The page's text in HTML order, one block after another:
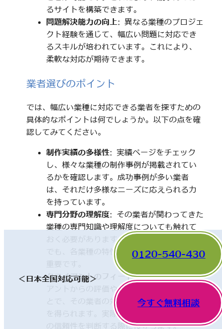
るサイトを構築できます。
問題解決能力の向上: 異なる業種のプロジェ
クト経験を通じて、幅広い問題に対応でき
るスキルが培われています。これにより、
柔軟な対応が期待できます。
業者選びのポイント
では、幅広い業種に対応できる業者を探すための
具体的なポイントは何でしょうか。以下の点を確
認してみてください。
制作実績の多様性: 実績ページをチェック
し、様々な業種の制作事例が掲載されてい
るかを確認します。成功事例が多い業者
は、それだけ多様なニーズに応えられる力
を持っています。
専門分野の理解度: その業者が関わってきた
業種の専門知識や理解度についても触れて
おく必要があります。一見、異なった分野
でも、各業種の特性を理解していることが
クライアントのフィードバック: 他のクライ
アントからの評価やレビューを確認するこ
とで、その業者の対応や成果に関する情報
を得られます。実際の利用者の声は、業者
の信頼性を判断する際に役立ちます。
＜日本全国対応可能＞
0120-540-430
今すぐ無料相談